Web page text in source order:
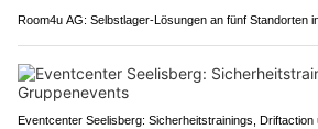
Room4u AG: Selbstlager-Lösungen an fünf Standorten
Eventcenter Seelisberg: Sicherheitstrainings,